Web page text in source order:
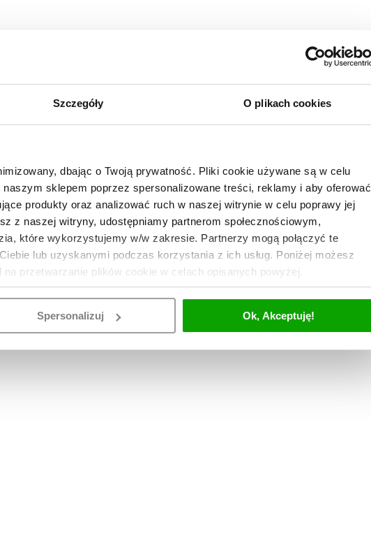
Szczegóły O plikach cookies
dbając o Twoją prywatność. Pliki cookie używane są w celu
sklepem poprzez spersonalizowane treści, reklamy i aby oferować
produkty oraz analizować ruch w naszej witrynie w celu poprawy jej
z naszej witryny, udostępniamy partnerom społecznościowym,
które wykorzystujemy w/w zakresie. Partnerzy mogą połączyć te
lub uzyskanymi podczas korzystania z ich usług. Poniżej możesz
przetwarzanie plików cookie w celach opisanych powyżej.
Spersonalizuj Ok, Akceptuję!